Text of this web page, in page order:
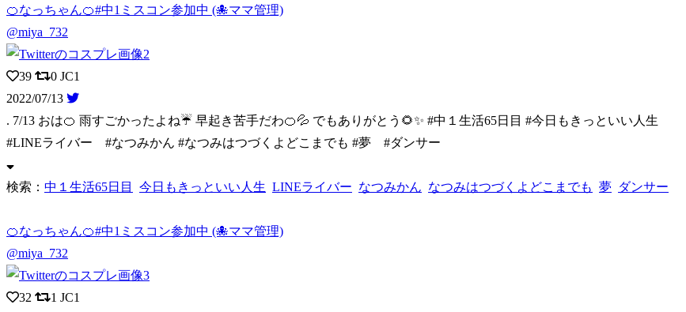
🍊なっちゃん🍊#中1ミスコン参加中 (🐙ママ管理)
@miya_732
39 0 JC1
2022/07/13
. 7/13 おは🍊 雨すごかったよね☔️ 早起き苦手だわ🍊💦 でもありがと う🌻✨ #中１生活65日目 #今日もきっといい人生
#LINEライバー #なつみかん #なつみはつづくよどこまでも #夢 #ダンサー
検索： 中１生活65日目 今日もきっといい人生 LINEライバー なつみかん なつみはつづくよどこまでも 夢 ダンサー
🍊なっちゃん🍊#中1ミスコン参加中 (🐙ママ管理)
@miya_732
32 1 JC1